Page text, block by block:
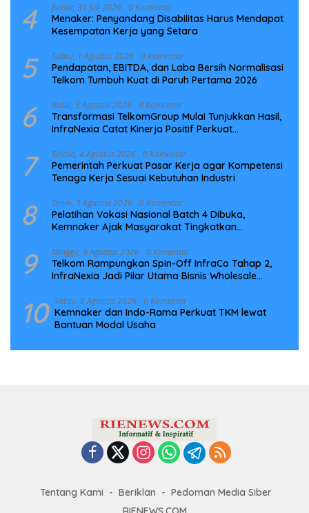
4 Jumat, 31 Juli 2026 0 Komentar
Menaker: Penyandang Disabilitas Harus Mendapat
Kesempatan Kerja yang Setara
5 Sabtu, 1 Agustus 2026 0 Komentar
Pendapatan, EBITDA, dan Laba Bersih Normalisasi
Telkom Tumbuh Kuat di Paruh Pertama 2026
6 Rabu, 5 Agustus 2026 0 Komentar
Transformasi TelkomGroup Mulai Tunjukkan Hasil,
InfraNexia Catat Kinerja Positif Perkuat
7 Selasa, 4 Agustus 2026 0 Komentar
Pemerintah Perkuat Pasar Kerja agar Kompetensi
Tenaga Kerja Sesuai Kebutuhan Industri
8 Senin, 3 Agustus 2026 0 Komentar
Pelatihan Vokasi Nasional Batch 4 Dibuka,
Kemnaker Ajak Masyarakat Tingkatkan
9 Minggu, 9 Agustus 2026 0 Komentar
Telkom Rampungkan Spin-Off InfraCo Tahap 2,
InfraNexia Jadi Pilar Utama Bisnis Wholesale
10 Sabtu, 8 Agustus 2026 0 Komentar
Kemnaker dan Indo-Rama Perkuat TKM lewat
Bantuan Modal Usaha
Tentang Kami Beriklan
Pedoman Media Siber